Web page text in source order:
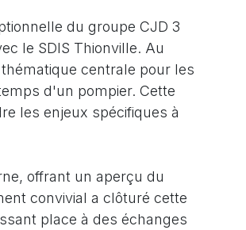
du groupe CJD 3
le SDIS Thionville. Au
centrale pour les
d'un pompier. Cette
les enjeux spécifiques à
offrant un aperçu du
convivial a clôturé cette
place à des échanges